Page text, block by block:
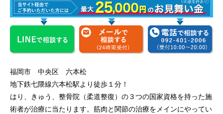
福岡市 中央区 六本松
地下鉄七隈線六本松駅より徒歩１分！
はり、きゅう、整骨院（柔道整復）の３つの国家資格を持った施
術者が治療に当たります。筋肉と関節の治療をメインにやってい